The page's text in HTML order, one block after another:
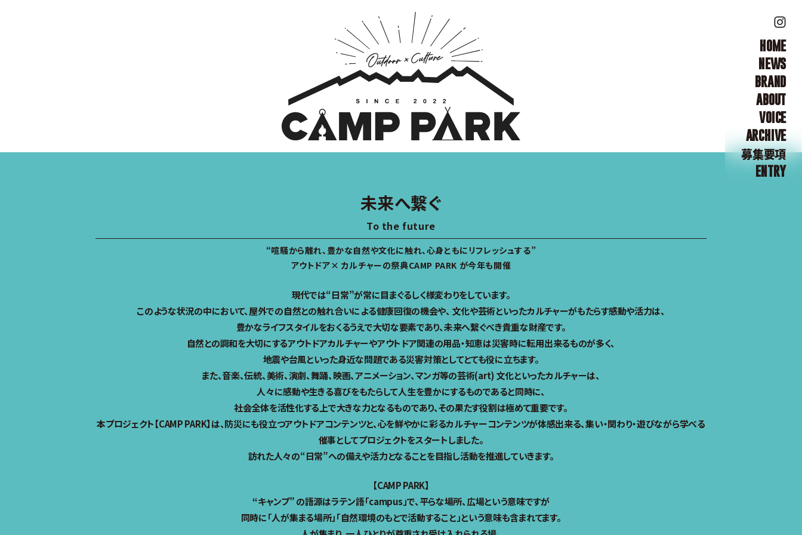
HOME
NEWS
BRAND
ABOUT
VOICE
ARCHIVE
募集要項
ENTRY
未来へ繋ぐ
To the future
“喧騒から離れ、豊かな自然や文化に触れ、心身ともにリフレッシュする”
アウトドア× カルチャーの祭典CAMP PARK が今年も開催
現代では“日常”が常に目まぐるしく様変わりをしています。
このような状況の中において、屋外での自然との触れ合いによる健康回復の機会や、 文化や芸術といったカルチャーがもたらす感動や活力は、
豊かなライフスタイルをおくるうえで大切な要素であり、未来へ繋ぐべき貴重な財産です。
自然との調和を大切にするアウトドアカルチャーやアウトドア関連の用品・知恵は災害時に転用出来るものが多く、
地震や台風といった身近な問題である災害対策としてとても役に立ちます。
また、音楽、伝統、美術、演劇、舞踊、映画、アニメーション、マンガ等の芸術(art) 文化といったカルチャーは、
人々に感動や生きる喜びをもたらして人生を豊かにするものであると同時に、
社会全体を活性化する上で大きな力となるものであり、その果たす役割は極めて重要です。
本プロジェクト【CAMP PARK】は、防災にも役立つアウトドアコンテンツと、心を鮮やかに彩るカルチャーコンテンツが体感出来る、集い・関わり・遊びながら学べる
催事としてプロジェクトをスタートしました。
訪れた人々の“日常”への備えや活力となることを目指し活動を推進していきます。
【CAMP PARK】
“キャンプ” の語源はラテン語「campus」で、平らな場所、広場という意味ですが
同時に「人が集まる場所」「自然環境のもとで活動すること」という意味も含まれてます。